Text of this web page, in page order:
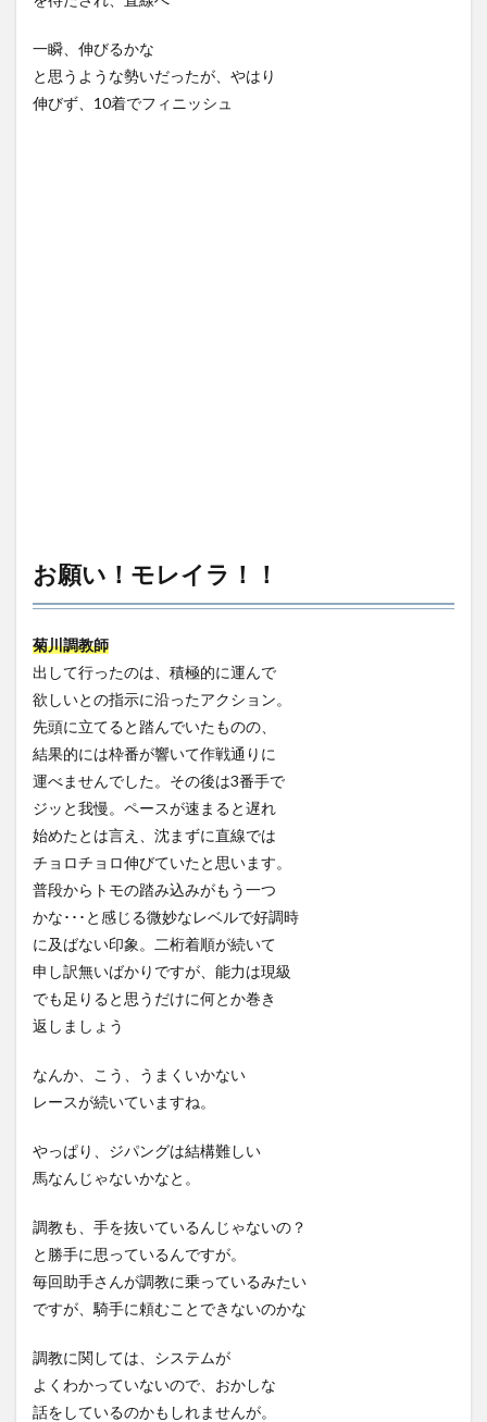
一瞬、伸びるかな
と思うような勢いだったが、やはり
伸びず、10着でフィニッシュ
お願い！モレイラ！！
菊川調教師
出して行ったのは、積極的に運んで
欲しいとの指示に沿ったアクション。
先頭に立てると踏んでいたものの、
結果的には枠番が響いて作戦通りに
運べませんでした。その後は3番手で
ジッと我慢。ペースが速まると遅れ
始めたとは言え、沈まずに直線では
チョロチョロ伸びていたと思います。
普段からトモの踏み込みがもう一つ
かな･･･と感じる微妙なレベルで好調時
に及ばない印象。二桁着順が続いて
申し訳無いばかりですが、能力は現級
でも足りると思うだけに何とか巻き
返しましょう
なんか、こう、うまくいかない
レースが続いていますね。
やっぱり、ジパングは結構難しい
馬なんじゃないかなと。
調教も、手を抜いているんじゃないの？
と勝手に思っているんですが。
毎回助手さんが調教に乗っているみたい
ですが、騎手に頼むことできないのかな
調教に関しては、システムが
よくわかっていないので、おかしな
話をしているのかもしれませんが。